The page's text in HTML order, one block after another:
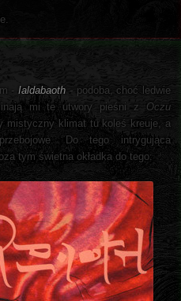
-Ialdabaoth - podoba, choć ledwie
mi te utwory pieśni z Oczu
mistyczny klimat tu koleś kreuje, a
Do tego intrygująca
tym świetna okładka do tego: